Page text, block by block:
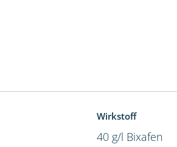
Wirkstoff
40 g/l Bixafen